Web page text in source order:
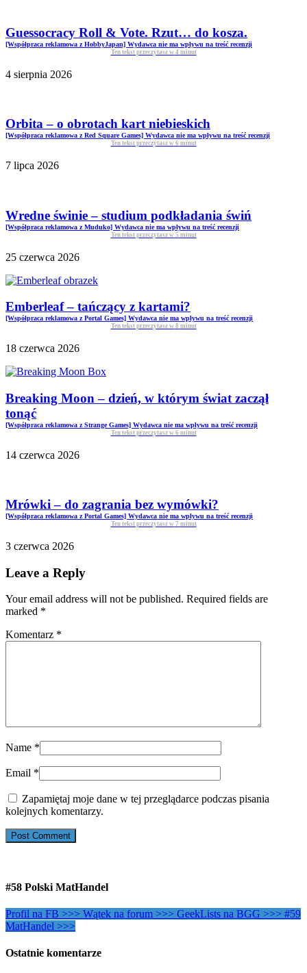
Guessocracy Roll & Vote. Rzut… do kosza.
[Współpraca reklamowa z HobbyJapan] Wydawca nie ma wpływu na treść recenzji
Ten tekst przeczytasz w 4 minut
4 sierpnia 2026
Orbita – o obrotach kart niebieskich
[Współpraca reklamowa z Red Square Games] Wydawca nie ma wpływu na treść recenzji
Ten tekst przeczytasz w 6 minut
7 lipca 2026
Wredne świnie – studium podkładania świń
[Współpraca reklamowa z Muduko] Wydawca nie ma wpływu na treść recenzji
Ten tekst przeczytasz w 5 minut
25 czerwca 2026
Emberleaf – tańczący z kartami?
[Współpraca reklamowa z Portal Games] Wydawca nie ma wpływu na treść recenzji
Ten tekst przeczytasz w 8 minut
18 czerwca 2026
Breaking Moon – dzień, w którym świat zaczął
tonąć
[Współpraca reklamowa z Strange Games] Wydawca nie ma wpływu na treść recenzji
Ten tekst przeczytasz w 6 minut
14 czerwca 2026
Mrówki – do zagrania bez wymówki?
[Współpraca reklamowa z Portal Games] Wydawca nie ma wpływu na treść recenzji
Ten tekst przeczytasz w 7 minut
3 czerwca 2026
Leave a Reply
Your email address will not be published. Required fields are
marked *
Komentarz *
Name *
Email *
Zapamiętaj moje dane w tej przeglądarce podczas pisania
kolejnych komentarzy.
#58 Polski MatHandel
Profil na FB >>> Wątek na forum >>> GeekLists na BGG >>> #59
MatHandel >>>
Ostatnie komentarze